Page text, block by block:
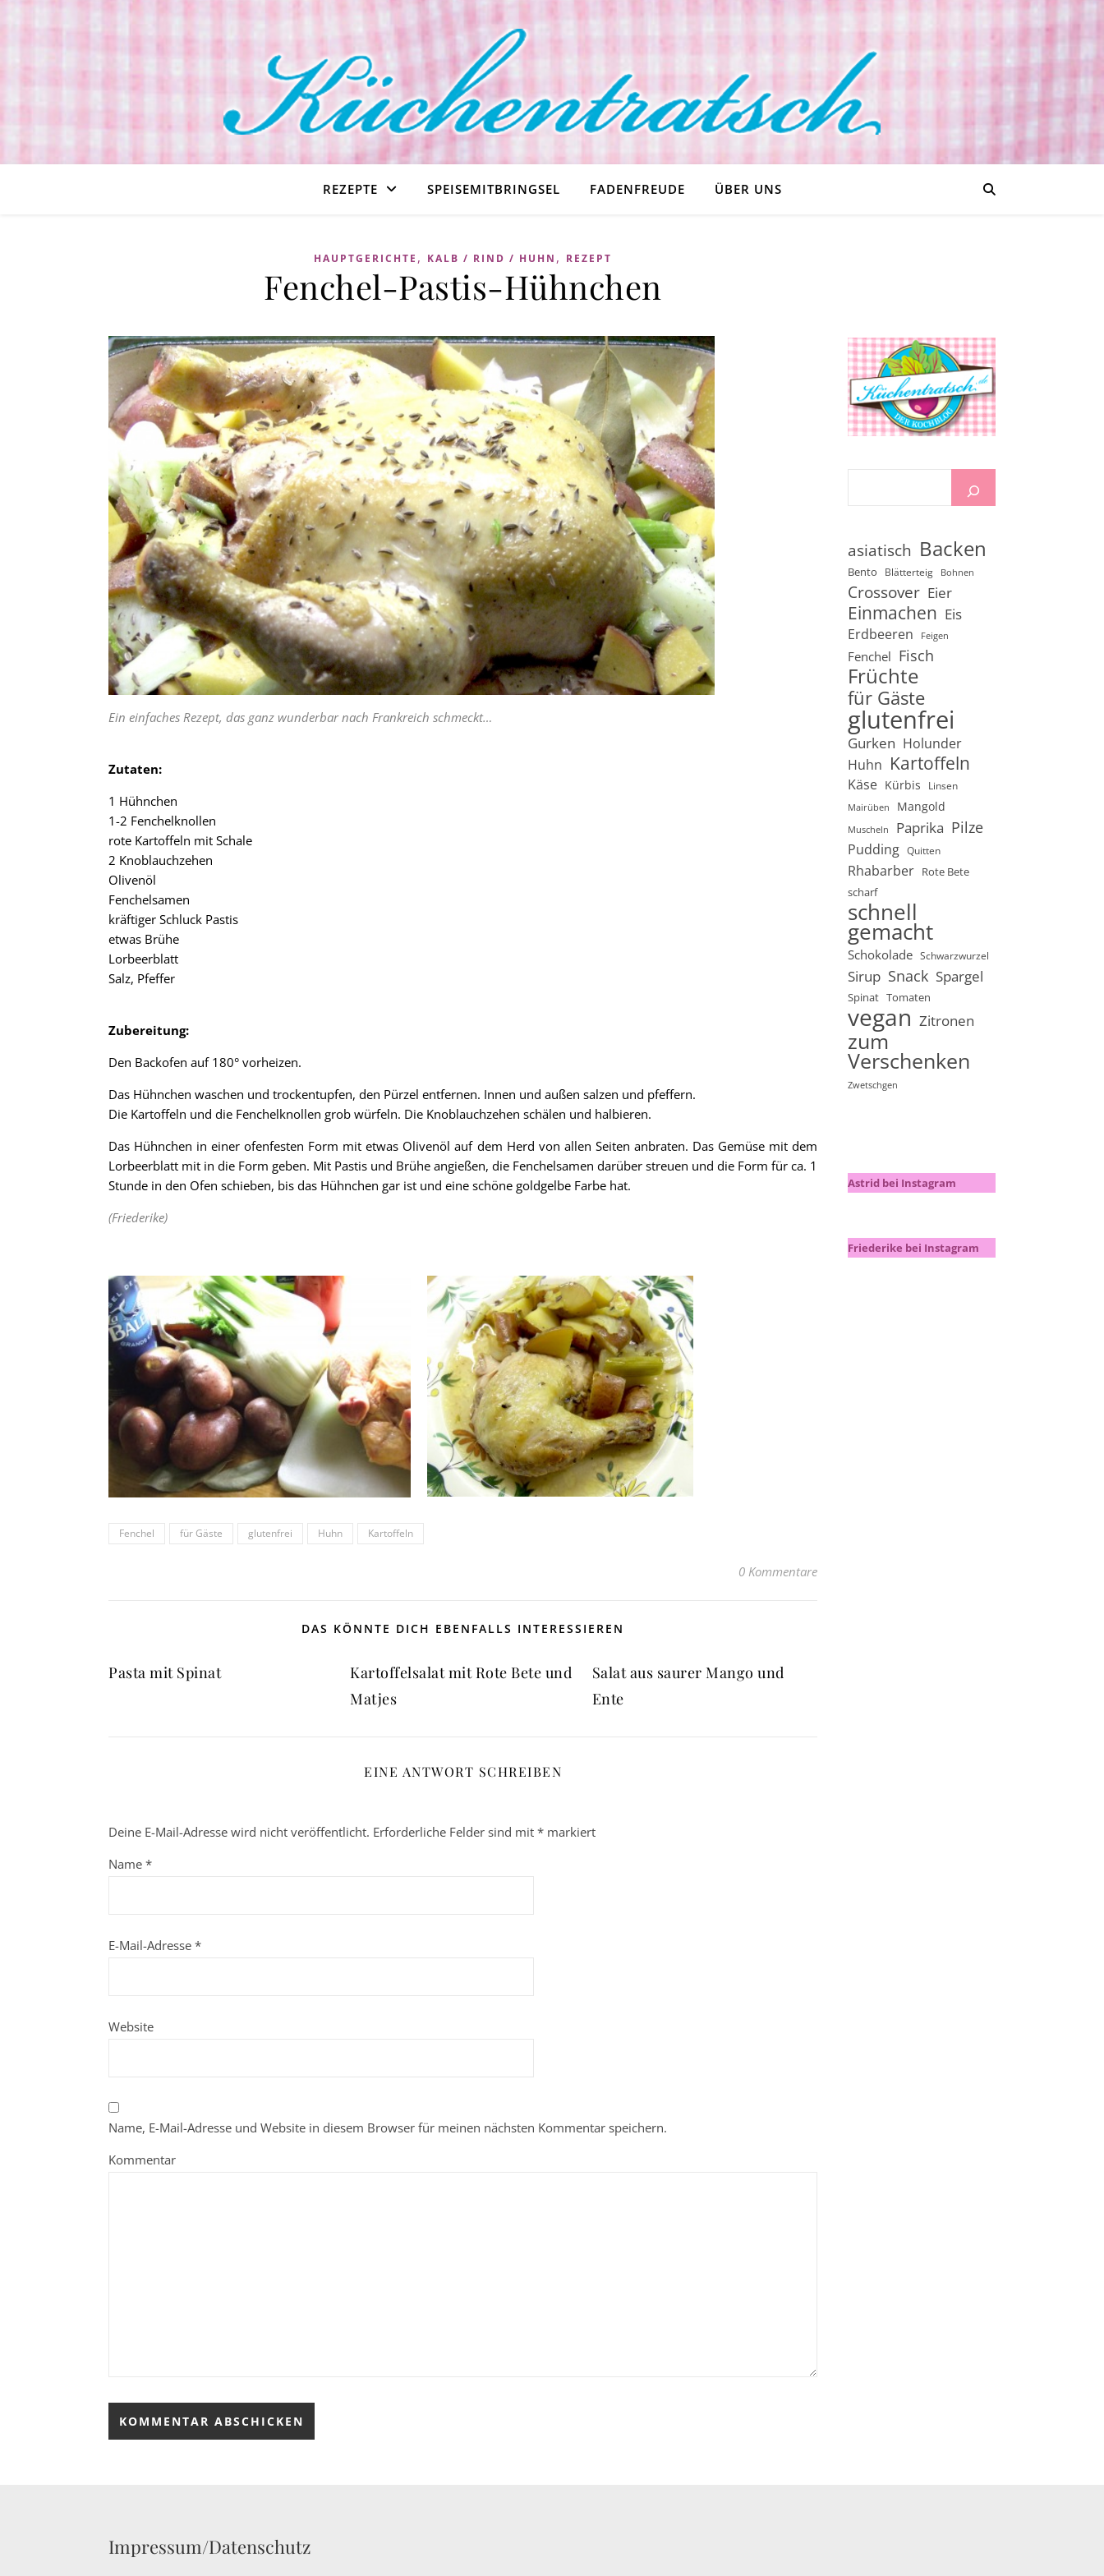
REZEPTE SPEISEMITBRINGSEL FADENFREUDE ÜBER UNS
HAUPTGERICHTE , KALB / RIND / HUHN , REZEPT
Fenchel-Pastis-Hühnchen
Ein einfaches Rezept, das ganz wunderbar nach Frankreich schmeckt…
Zutaten:
1 Hühnchen
1-2 Fenchelknollen
rote Kartoffeln mit Schale
2 Knoblauchzehen
Olivenöl
Fenchelsamen
kräftiger Schluck Pastis
etwas Brühe
Lorbeerblatt
Salz, Pfeffer
Zubereitung:
Den Backofen auf 180° vorheizen.
Das Hühnchen waschen und trockentupfen, den Pürzel entfernen. Innen und außen salzen und pfeffern.
Die Kartoffeln und die Fenchelknollen grob würfeln. Die Knoblauchzehen schälen und halbieren.
Das Hühnchen in einer ofenfesten Form mit etwas Olivenöl auf dem Herd von allen Seiten anbraten. Das Gemüse mit dem
Lorbeerblatt mit in die Form geben. Mit Pastis und Brühe angießen, die Fenchelsamen darüber streuen und die Form für ca. 1
Stunde in den Ofen schieben, bis das Hühnchen gar ist und eine schöne goldgelbe Farbe hat.
(Friederike)
Fenchel für Gäste glutenfrei Huhn Kartoffeln
0 Kommentare
DAS KÖNNTE DICH EBENFALLS INTERESSIEREN
Pasta mit Spinat
Kartoffelsalat mit Rote Bete und
Matjes
Salat aus saurer Mango und
Ente
EINE ANTWORT SCHREIBEN
Deine E-Mail-Adresse wird nicht veröffentlicht. Erforderliche Felder sind mit * markiert
Name *
E-Mail-Adresse *
Website
Name, E-Mail-Adresse und Website in diesem Browser für meinen nächsten Kommentar speichern.
Kommentar
asiatisch Backen
Bento Blätterteig Bohnen
Crossover Eier
Einmachen Eis
Erdbeeren Feigen
Fenchel Fisch
Früchte
für Gäste
glutenfrei
Gurken Holunder
Huhn Kartoffeln
Käse Kürbis Linsen
Mairüben Mangold
Muscheln Paprika Pilze
Pudding Quitten
Rhabarber Rote Bete
scharf
schnell
gemacht
Schokolade Schwarzwurzel
Sirup Snack Spargel
Spinat Tomaten
vegan Zitronen
zum
Verschenken
Zwetschgen
Astrid bei Instagram
Friederike bei Instagram
Impressum/Datenschutz